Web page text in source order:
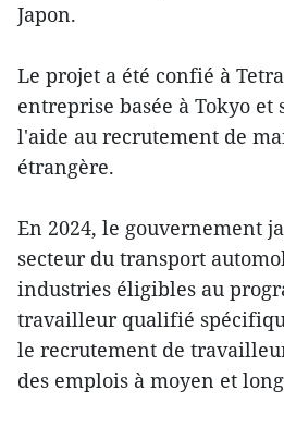
Japon.
Le projet a été confié à
entreprise basée à Tokyo et
l'aide au recrutement de
étrangère.
En 2024, le gouvernement
secteur du transport
industries éligibles au
travailleur qualifié
le recrutement de
des emplois à moyen et